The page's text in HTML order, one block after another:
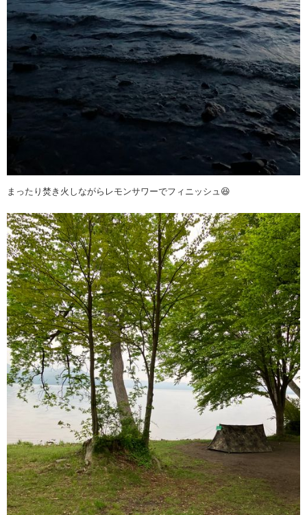
まったり焚き火しながらレモンサワーでフィニッシュ😆